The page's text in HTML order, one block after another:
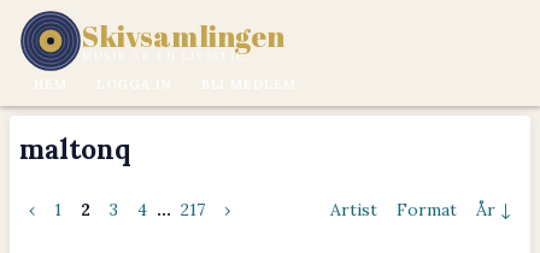
Skivsamlingen
MUSIK ÄR EN LIVSSTIL.
maltonq
‹ 1 2 3 4 ... 217 › Artist Format År ↓